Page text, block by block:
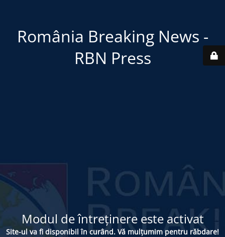
România Breaking News -
RBN Press
Modul de întreținere este activat
Site-ul va fi disponibil în curând. Vă mulțumim pentru răbdare!